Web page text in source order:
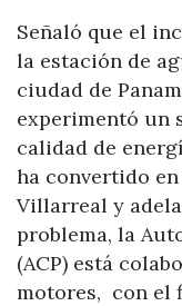
Señaló que el
la estación de
ciudad de
experimentó un
calidad de
ha convertido
Villarreal y
problema, la
(ACP) está
motores, con el